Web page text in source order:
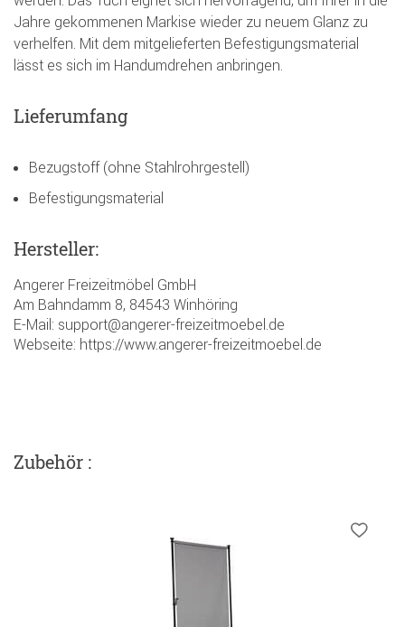
Jahre gekommenen Markise wieder zu neuem Glanz zu
verhelfen. Mit dem mitgelieferten Befestigungsmaterial
lässt es sich im Handumdrehen anbringen.
Lieferumfang
Bezugstoff (ohne Stahlrohrgestell)
Befestigungsmaterial
Hersteller:
Angerer Freizeitmöbel GmbH
Am Bahndamm 8, 84543 Winhöring
E-Mail: support@angerer-freizeitmoebel.de
Webseite: https://www.angerer-freizeitmoebel.de
Zubehör :